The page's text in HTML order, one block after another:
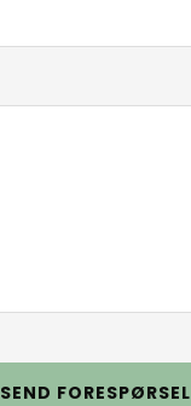
SEND FORESPØRSEL